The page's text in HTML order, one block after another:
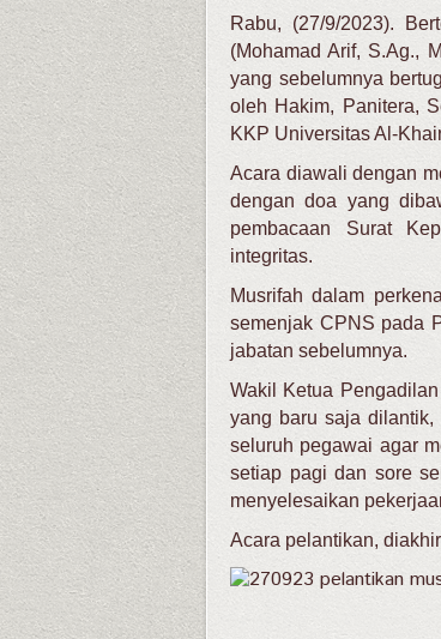
Rabu, (27/9/2023).
(Mohamad Arif, S.Ag.,
yang sebelumnya
oleh Hakim, Panitera,
KKP Universitas Al-
Acara diawali dengan
dengan doa yang
pembacaan Surat
integritas.
Musrifah dalam
semenjak CPNS pada
jabatan sebelumnya.
Wakil Ketua
yang baru saja
seluruh pegawai agar
setiap pagi dan sore
menyelesaikan
Acara pelantikan,